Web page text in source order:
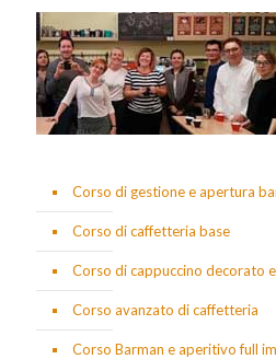
Corso di gestione e apertura
Corso di caffetteria base
Corso di cappuccino decorato
Corso avanzato di caffetteria
Corso Barman e aperitivo full